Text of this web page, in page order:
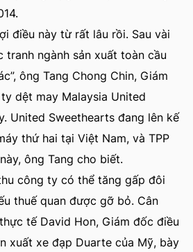
điều này từ rất lâu rồi. Sau vài
tranh ngành sản xuất toàn cầu
ông Tang Chong Chin, Giám
dệt may Malaysia United
United Sweethearts đang lên kế
thứ hai tại Việt Nam, và TPP
ông Tang cho biết.
công ty có thể tăng gấp đôi
thuế quan được gỡ bỏ. Cân
tế David Hon, Giám đốc điều
xuất xe đạp Duarte của Mỹ, bày